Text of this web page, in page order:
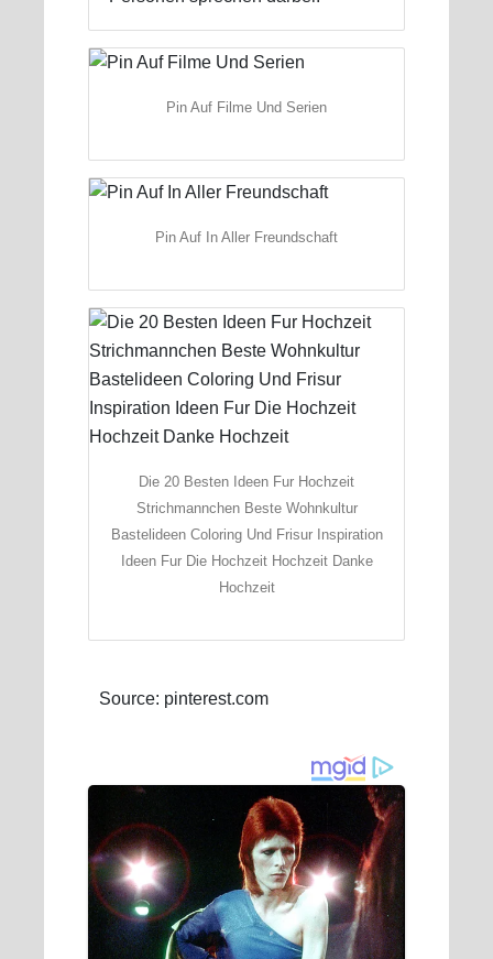
Pin Auf Filme Und Serien
Pin Auf In Aller Freundschaft
Die 20 Besten Ideen Fur Hochzeit
Strichmannchen Beste Wohnkultur
Bastelideen Coloring Und Frisur Inspiration
Ideen Fur Die Hochzeit Hochzeit Danke
Hochzeit
Source: pinterest.com